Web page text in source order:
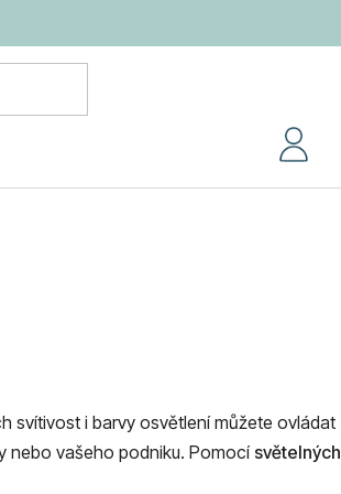
svítivost i barvy osvětlení můžete ovládat
nebo vašeho podniku. Pomocí světelných